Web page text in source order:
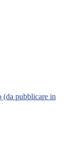
(da pubblicare in